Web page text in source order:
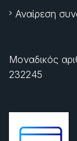
Αναίρεση
Μοναδικός
232245